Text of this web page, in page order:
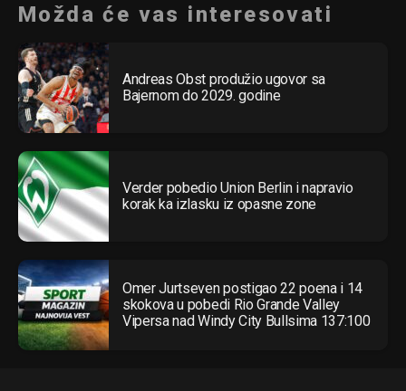
Možda će vas interesovati
Andreas Obst produžio ugovor sa
Bajernom do 2029. godine
Verder pobedio Union Berlin i napravio
korak ka izlasku iz opasne zone
Omer Jurtseven postigao 22 poena i 14
skokova u pobedi Rio Grande Valley
Vipersa nad Windy City Bullsima 137:100